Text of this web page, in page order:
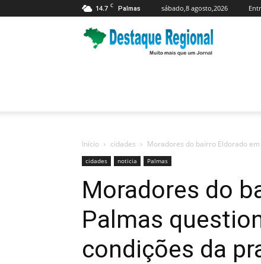
14.7 C Palmas sábado,8 agosto,2026
Início cidades Moradores do bairro Eldorado
cidades noticia Palmas
Moradores do
Palmas
condições da